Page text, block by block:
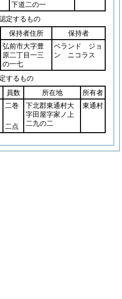
下道二の一
定するもの
保持者住所
保持者
弘前市大字豊
原二丁目一三
の一七
ベランド ジョ
ン ニコラス
するもの
員数 所在地
所有者
二巻
下北郡東通村大
字田屋字家ノ上
二九の二
東通村
二点